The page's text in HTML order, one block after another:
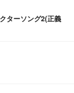
ターソング2(正義